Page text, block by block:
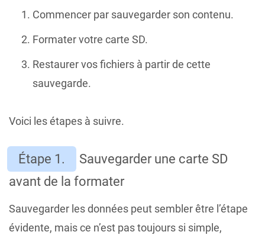
Commencer par sauvegarder son contenu.
Formater votre carte SD.
Restaurer vos fichiers à partir de cette
sauvegarde.
Voici les étapes à suivre.
Étape 1.
Sauvegarder une carte SD
avant de la formater
Sauvegarder les données peut sembler être l’étape
évidente, mais ce n’est pas toujours si simple,